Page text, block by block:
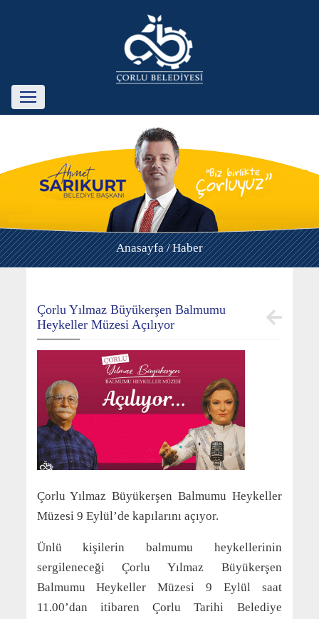
Anasayfa /Haber
Çorlu Yılmaz Büyükerşen Balmumu
Heykeller Müzesi Açılıyor
Çorlu Yılmaz Büyükerşen Balmumu Heykeller
Müzesi 9 Eylül’de kapılarını açıyor.
Ünlü kişilerin balmumu heykellerinin
sergileneceği Çorlu Yılmaz Büyükerşen
Balmumu Heykeller Müzesi 9 Eylül saat
11.00’dan itibaren Çorlu Tarihi Belediye